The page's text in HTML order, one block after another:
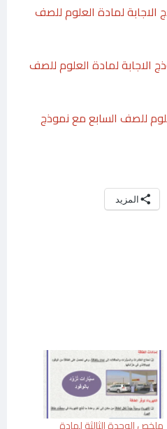
لمادة العلوم للصف
الاجابة لمادة العلوم للصف
للصف السابع مع نموذج
المزيد